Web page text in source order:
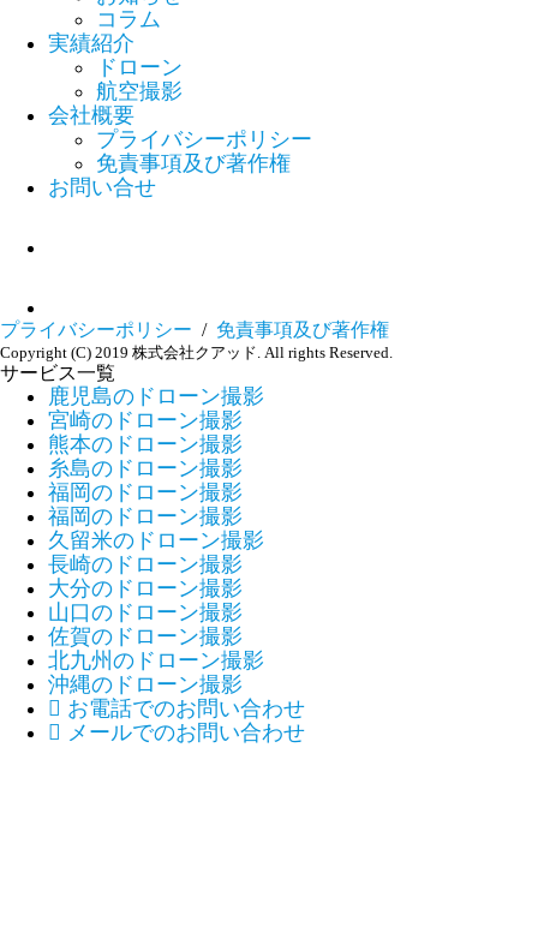
コラム
実績紹介
ドローン
航空撮影
会社概要
プライバシーポリシー
免責事項及び著作権
お問い合せ
プライバシーポリシー / 免責事項及び著作権
Copyright (C) 2019 株式会社クアッド. All rights Reserved.
サービス一覧
鹿児島のドローン撮影
宮崎のドローン撮影
熊本のドローン撮影
糸島のドローン撮影
福岡のドローン撮影
福岡のドローン撮影
久留米のドローン撮影
長崎のドローン撮影
大分のドローン撮影
山口のドローン撮影
佐賀のドローン撮影
北九州のドローン撮影
沖縄のドローン撮影
 お電話でのお問い合わせ
 メールでのお問い合わせ